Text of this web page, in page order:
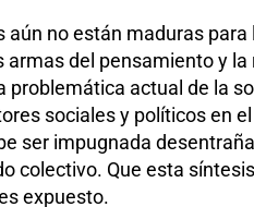
aún no están maduras
del pensamiento y
problemática actual de la
sociales y políticos en
ser impugnada
colectivo. Que esta
expuesto.